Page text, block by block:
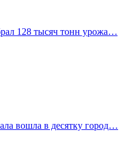
128 тысяч тонн урожа…
вошла в десятку город…